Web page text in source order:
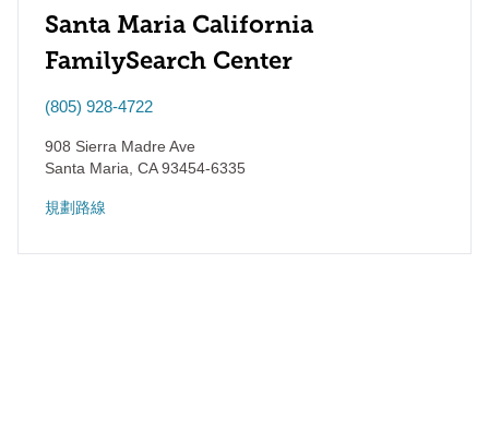
Santa Maria California
FamilySearch Center
(805) 928-4722
908 Sierra Madre Ave
Santa Maria CA93454-6335
規劃路線